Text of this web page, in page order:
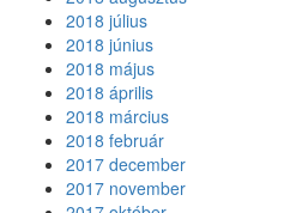
2018 július
2018 június
2018 május
2018 április
2018 március
2018 február
2017 december
2017 november